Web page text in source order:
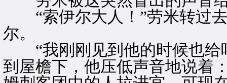
“索伊尔大人！”劳米转过去
尔。
“我刚刚见到他的时候也给
到屋檐下，他压低声音地说着